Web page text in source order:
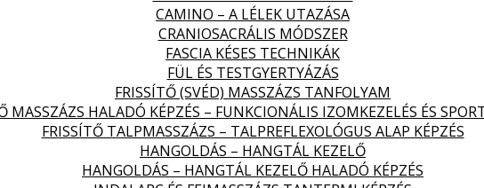
CAMINO – A LÉLEK UTAZÁSA
CRANIOSACRÁLIS MÓDSZER
FASCIA KÉSES TECHNIKÁK
FÜL ÉS TESTGYERTYÁZÁS
FRISSÍTŐ (SVÉD) MASSZÁZS TANFOLYAM
MASSZÁZS HALADÓ KÉPZÉS – FUNKCIONÁLIS IZOMKEZELÉS ÉS
FRISSÍTŐ TALPMASSZÁZS – TALPREFLEXOLÓGUS ALAP KÉPZÉS
HANGOLDÁS – HANGTÁL KEZELŐ
HANGOLDÁS – HANGTÁL KEZELŐ HALADÓ KÉPZÉS